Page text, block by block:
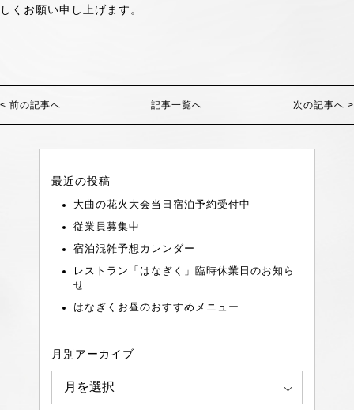
しくお願い申し上げます。
< 前の記事へ 記事一覧へ 次の記事へ >
最近の投稿
大曲の花火大会当日宿泊予約受付中
従業員募集中
宿泊混雑予想カレンダー
レストラン「はなぎく」臨時休業日のお知ら
せ
はなぎくお昼のおすすめメニュー
月別アーカイブ